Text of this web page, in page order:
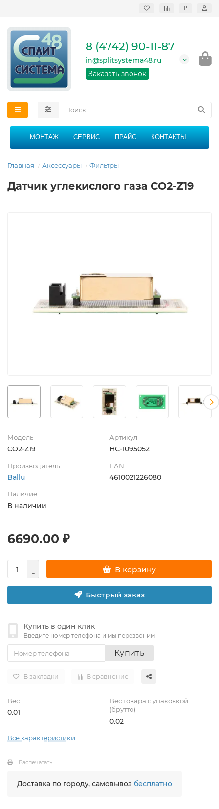
₽
кондиционеров в
области
График работы: 9:00 -
21:00 без перерыва и
8 (4742) 90-11-87
in@splitsystema48.ru
Заказать звонок
МОНТАЖ СЕРВИС ПРАЙС КОНТАКТЫ
Главная Аксессуары Фильтры
Датчик углекислого газа CO2-Z19
Модель
CO2-Z19
Артикул
НС-1095052
Производитель
Ballu
EAN
4610021226080
Наличие
В наличии
6690.00 ₽
В корзину
Быстрый заказ
Купить в один клик
Введите номер телефона и мы перезвоним
Купить
В закладки В сравнение
Вес
0.01
Вес товара с упаковкой
(брутто)
0.02
Все характеристики
Распечатать
Доставка по городу, самовывоз бесплатно